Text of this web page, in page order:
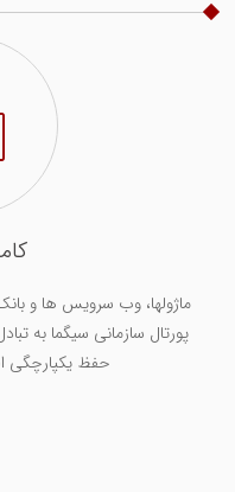
ماژولها، وب سرویس ها و
پورتال سازمانی سیگما به
حفظ یکپارچگی